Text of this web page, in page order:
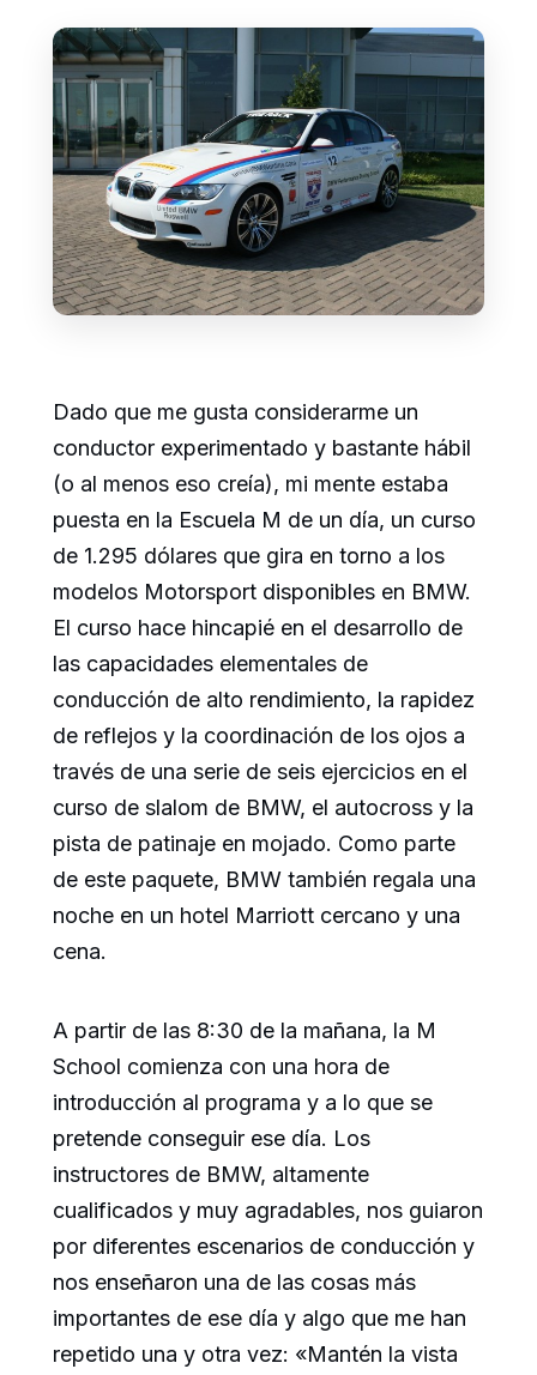
Dado que me gusta considerarme un
conductor experimentado y bastante hábil
(o al menos eso creía), mi mente estaba
puesta en la Escuela M de un día, un curso
de 1.295 dólares que gira en torno a los
modelos Motorsport disponibles en BMW.
El curso hace hincapié en el desarrollo de
las capacidades elementales de
conducción de alto rendimiento, la rapidez
de reflejos y la coordinación de los ojos a
través de una serie de seis ejercicios en el
curso de slalom de BMW, el autocross y la
pista de patinaje en mojado. Como parte
de este paquete, BMW también regala una
noche en un hotel Marriott cercano y una
cena.
A partir de las 8:30 de la mañana, la M
School comienza con una hora de
introducción al programa y a lo que se
pretende conseguir ese día. Los
instructores de BMW, altamente
cualificados y muy agradables, nos guiaron
por diferentes escenarios de conducción y
nos enseñaron una de las cosas más
importantes de ese día y algo que me han
repetido una y otra vez: «Mantén la vista